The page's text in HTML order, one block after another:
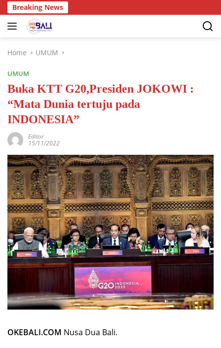
Breaking News
Home UMUM
UMUM
Buka KTT G20,Presiden JOKOWI :
“Mata Dunia tertuju pada
INDONESIA”
Editor
15/11/2022
OKEBALI.COM Nusa Dua Bali.